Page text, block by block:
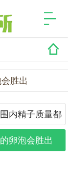
胜出
内精子质量都
下降
卵泡会胜出